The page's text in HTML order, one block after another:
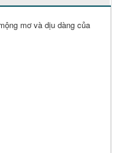
mơ và dịu dàng của